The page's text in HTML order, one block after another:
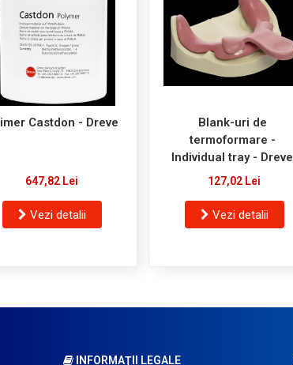
Castdon - Dreve
647,82 Lei
Vezi detalii
Blank-uri de
termoformare -
Individual tray - Dreve
127,02 Lei
Vezi detalii
INFORMAŢII LEGALE